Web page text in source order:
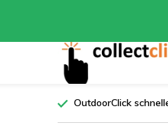
OutdoorClick